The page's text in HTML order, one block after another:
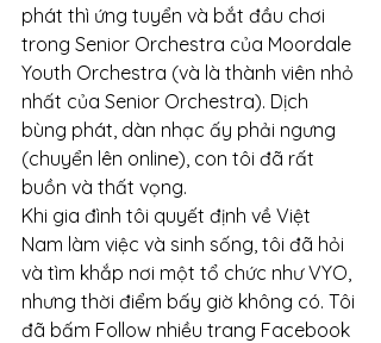
phát thì ứng tuyển và bắt đầu chơi
trong Senior Orchestra của Moordale
Youth Orchestra (và là thành viên nhỏ
nhất của Senior Orchestra). Dịch
bùng phát, dàn nhạc ấy phải ngưng
(chuyển lên online), con tôi đã rất
buồn và thất vọng.
Khi gia đình tôi quyết định về Việt
Nam làm việc và sinh sống, tôi đã hỏi
và tìm khắp nơi một tổ chức như VYO,
nhưng thời điểm bấy giờ không có. Tôi
đã bấm Follow nhiều trang Facebook